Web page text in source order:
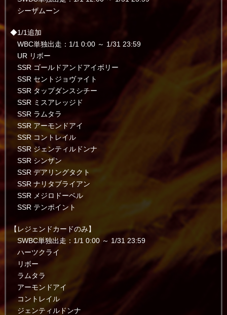
シーザムーン
◆1/1追加
WBC単独出走：1/1 0:00 ～ 1/31 23:59
UR リボー
SSR ゴールドアンドアイボリー
SSR セントジョヴァイト
SSR タップダンスシチー
SSR ミスアレッジド
SSR ラムタラ
SSR アーモンドアイ
SSR コントレイル
SSR ジェンティルドンナ
SSR シンザン
SSR デアリングタクト
SSR ナリタブライアン
SSR メジロドーベル
SSR テンポイント
【レジェンドカードのみ】
SWBC単独出走：1/1 0:00 ～ 1/31 23:59
ハーツクライ
リボー
ラムタラ
アーモンドアイ
コントレイル
ジェンティルドンナ